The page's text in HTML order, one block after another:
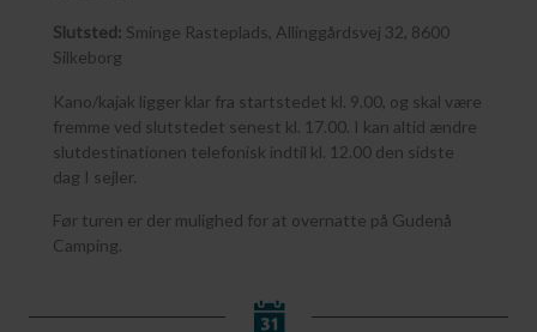
Slutsted: Sminge Rasteplads, Allinggårdsvej 32, 8600
Silkeborg
Kano/kajak ligger klar fra startstedet kl. 9.00, og skal være
fremme ved slutstedet senest kl. 17.00. I kan altid ændre
slutdestinationen telefonisk indtil kl. 12.00 den sidste
dag I sejler.
Før turen er der mulighed for at overnatte på Gudenå
Camping.